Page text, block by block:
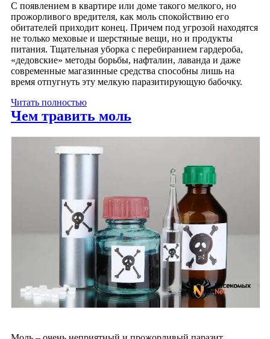
С появлением в квартире или доме такого мелкого, но
прожорливого вредителя, как моль спокойствию его
обитателей приходит конец. Причем под угрозой находятся
не только меховые и шерстяные вещи, но и продукты
питания. Тщательная уборка с перебиранием гардероба,
«дедовские» методы борьбы, нафталин, лаванда и даже
современные магазинные средства способны лишь на
время отпугнуть эту мелкую паразитирующую бабочку.
Читать полностью
Чем травить моль